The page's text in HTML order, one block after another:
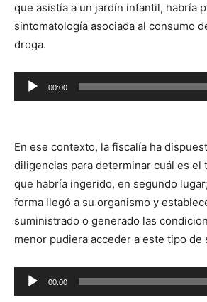
que asistía a un jardín infantil, habría
sintomatología asociada al consumo
droga.
Reproductor
de
00:00
En ese contexto, la fiscalía ha
diligencias para determinar cuál es el
que habría ingerido, en segundo
forma llegó a su organismo y
suministrado o generado las
menor pudiera acceder a este tipo de
Reproductor
de
00:00